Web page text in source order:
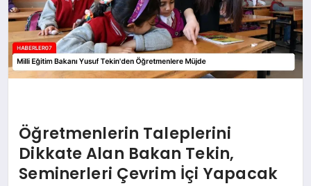
Öğretmenlerin Taleplerini
Dikkate Alan Bakan Tekin,
Seminerleri Çevrim İçi Yapacak